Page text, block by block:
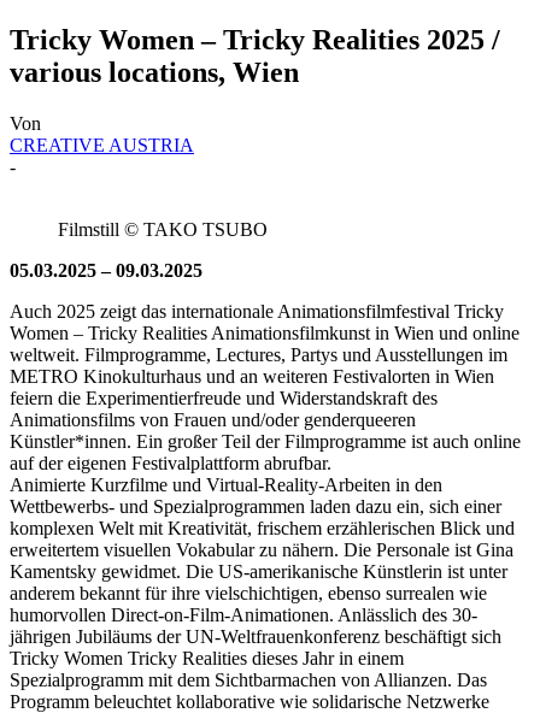
Tricky Women – Tricky Realities 2025 /
various locations, Wien
Von
CREATIVE AUSTRIA
-
Filmstill © TAKO TSUBO
05.03.2025 – 09.03.2025
Auch 2025 zeigt das internationale Animationsfilmfestival Tricky
Women – Tricky Realities Animationsfilmkunst in Wien und online
weltweit. Filmprogramme, Lectures, Partys und Ausstellungen im
METRO Kinokulturhaus und an weiteren Festivalorten in Wien
feiern die Experimentierfreude und Widerstandskraft des
Animationsfilms von Frauen und/oder genderqueeren
Künstler*innen. Ein großer Teil der Filmprogramme ist auch online
auf der eigenen Festivalplattform abrufbar.
Animierte Kurzfilme und Virtual-Reality-Arbeiten in den
Wettbewerbs- und Spezialprogrammen laden dazu ein, sich einer
komplexen Welt mit Kreativität, frischem erzählerischen Blick und
erweitertem visuellen Vokabular zu nähern. Die Personale ist Gina
Kamentsky gewidmet. Die US-amerikanische Künstlerin ist unter
anderem bekannt für ihre vielschichtigen, ebenso surrealen wie
humorvollen Direct-on-Film-Animationen. Anlässlich des 30-
jährigen Jubiläums der UN-Weltfrauenkonferenz beschäftigt sich
Tricky Women Tricky Realities dieses Jahr in einem
Spezialprogramm mit dem Sichtbarmachen von Allianzen. Das
Programm beleuchtet kollaborative wie solidarische Netzwerke